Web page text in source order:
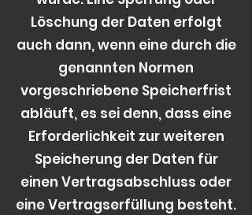
Löschung der Daten erfolgt
auch dann, wenn eine durch die
genannten Normen
vorgeschriebene Speicherfrist
abläuft, es sei denn, dass eine
Erforderlichkeit zur weiteren
Speicherung der Daten für
einen Vertragsabschluss oder
eine Vertragserfüllung besteht.